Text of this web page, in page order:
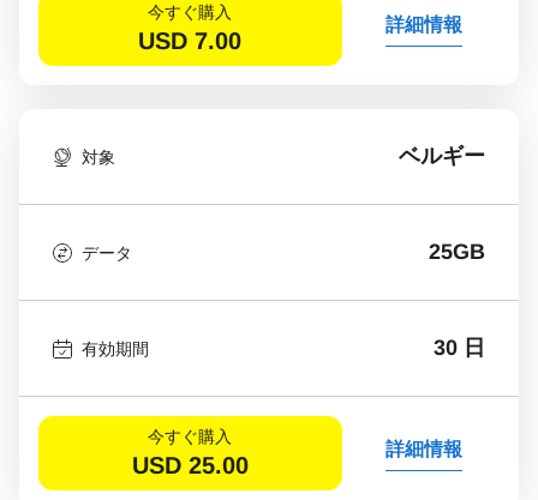
今すぐ購入
USD 7.00
詳細情報
対象 ベルギー
データ 25GB
有効期間 30 日
今すぐ購入
USD 25.00
詳細情報